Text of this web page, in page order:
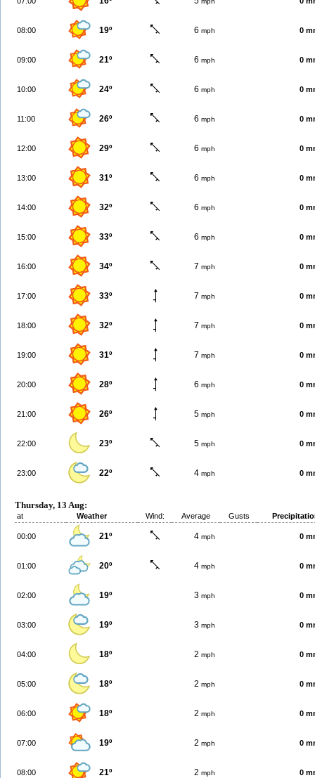
08:00 19º 6 mph 0
09:00 21º 6 mph 0
10:00 24º 6 mph 0
11:00 26º 6 mph 0
12:00 29º 6 mph 0
13:00 31º 6 mph 0
14:00 32º 6 mph 0
15:00 33º 6 mph 0
16:00 34º 7 mph 0
17:00 33º 7 mph 0
18:00 32º 7 mph 0
19:00 31º 7 mph 0
20:00 28º 6 mph 0
21:00 26º 5 mph 0
22:00 23º 5 mph 0
23:00 22º 4 mph 0
Thursday, 13 Aug:
at Weather Wind: Average Gusts
00:00 21º 4 mph 0
01:00 20º 4 mph 0
02:00 19º 3 mph 0
03:00 19º 3 mph 0
04:00 18º 2 mph 0
05:00 18º 2 mph 0
06:00 18º 2 mph 0
07:00 19º 2 mph 0
08:00 21º 2 mph 0